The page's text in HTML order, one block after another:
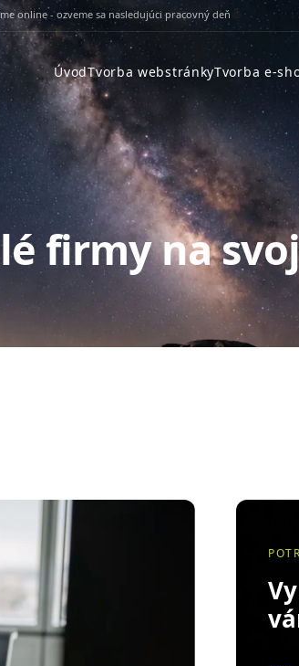
online - ozveme sa nasledujúci pracovný deň
ÚvodTvorba webstránkyTvorba e-
firmy na